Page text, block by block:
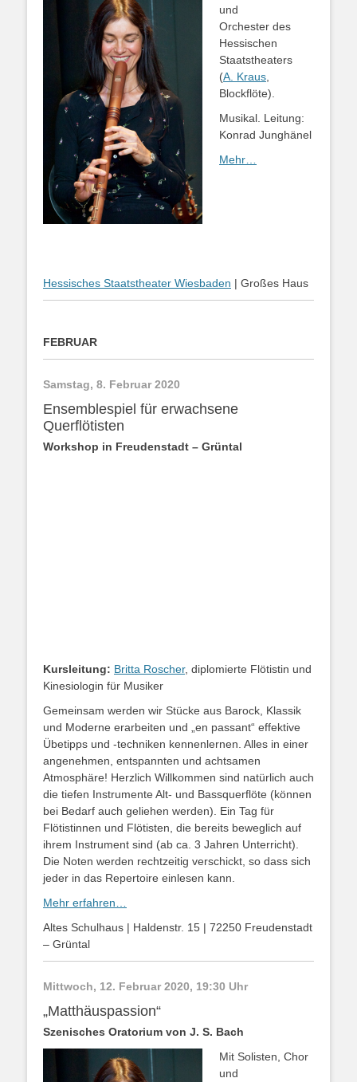
und
Orchester des
Hessischen
Staatstheaters
(A. Kraus
Blockflöte).
Musikal. Leitung:
Konrad Junghänel
Mehr…
Hessisches Staatstheater Wiesbaden | Großes Haus
FEBRUAR
Samstag, 8. Februar 2020
Ensemblespiel für erwachsene
Querflötisten
Workshop in Freudenstadt – Grüntal
Kursleitung: Britta Roscher, diplomierte Flötistin und
Kinesiologin für Musiker
Gemeinsam werden wir Stücke aus Barock, Klassik
und Moderne erarbeiten und „en passant“ effektive
Übetipps und -techniken kennenlernen. Alles in einer
angenehmen, entspannten und achtsamen
Atmosphäre! Herzlich Willkommen sind natürlich auch
die tiefen Instrumente Alt- und Bassquerflöte (können
bei Bedarf auch geliehen werden). Ein Tag für
Flötistinnen und Flötisten, die bereits beweglich auf
ihrem Instrument sind (ab ca. 3 Jahren Unterricht).
Die Noten werden rechtzeitig verschickt, so dass sich
jeder in das Repertoire einlesen kann.
Mehr erfahren…
Altes Schulhaus | Haldenstr. 15 | 72250 Freudenstadt
– Grüntal
Mittwoch, 12. Februar 2020, 19:30 Uhr
„Matthäuspassion“
Szenisches Oratorium von J. S. Bach
Mit Solisten, Chor
und